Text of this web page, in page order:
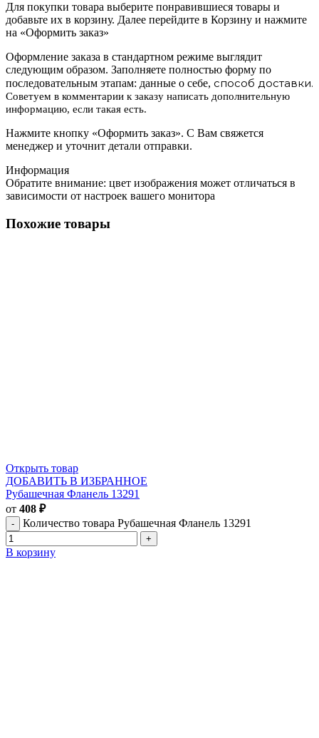
Для покупки товара выберите понравившиеся товары и
добавьте их в корзину. Далее перейдите в Корзину и нажмите
на «Оформить заказ»
Оформление заказа в стандартном режиме выглядит
следующим образом. Заполняете полностью форму по
последовательным этапам: данные о себе, способ доставки.
Советуем в комментарии к заказу написать дополнительную
информацию, если такая есть.
Нажмите кнопку «Оформить заказ». С Вам свяжется
менеджер и уточнит детали отправки.
Информация
Обратите внимание: цвет изображения может отличаться в
зависимости от настроек вашего монитора
Похожие товары
Открыть товар
ДОБАВИТЬ В ИЗБРАННОЕ
Рубашечная Фланель 13291
от 408 ₽
Количество товара Рубашечная Фланель 13291
В корзину